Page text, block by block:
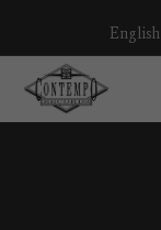
English